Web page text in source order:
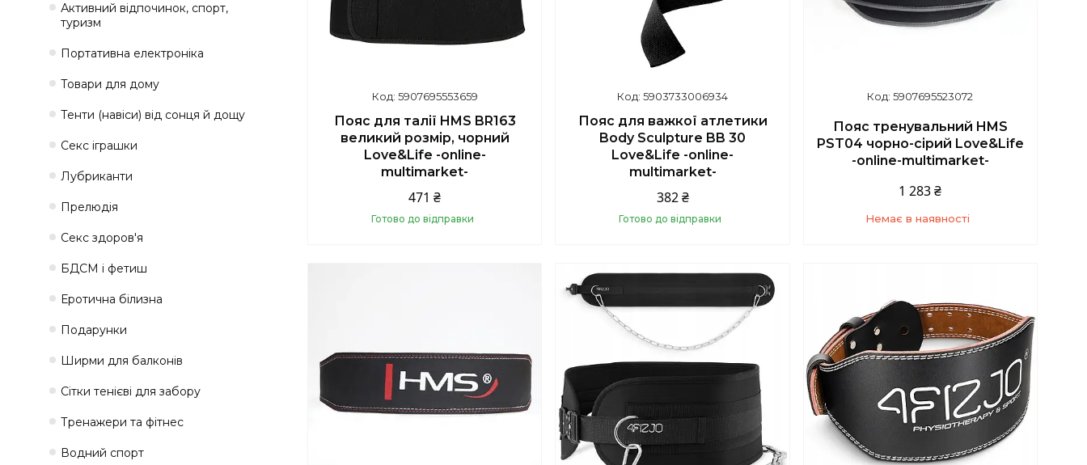
5907695553659
Пояс для талії HMS BR163
великий розмір, чорний
Love&Life -online-
multimarket-
471 ₴
Готово до відправки
5903733006934
Пояс для важкої атлетики
Body Sculpture BB 30
Love&Life -online-
multimarket-
382 ₴
Готово до відправки
Купити
5907695523072
Пояс тренувальний HMS
PST04 чорно-сірий Love&Life
-online-multimarket-
1 283 ₴
Немає в наявності
Активний відпочинок, спорт,
туризм
Портативна електроніка
Товари для дому
Тенти (навіси) від сонця й дощу
Секс іграшки
Лубриканти
Прелюдія
Секс здоров'я
БДСМ і фетиш
Еротична білизна
Подарунки
Ширми для балконів
Сітки тенієві для забору
Тренажери та фітнес
Водний спорт